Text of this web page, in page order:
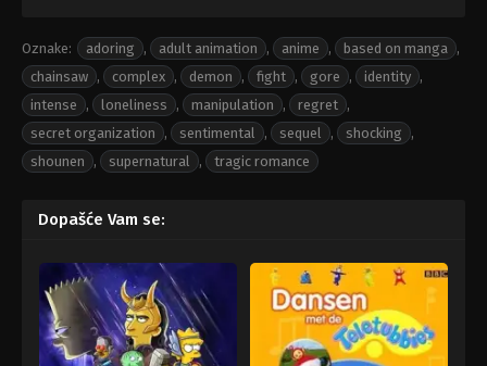
Oznake: adoring , adult animation , anime , based on manga
,
chainsaw , complex , demon , fight , gore , identity ,
intense
, loneliness , manipulation , regret ,
secret organization
, sentimental , sequel , shocking
,
shounen
, supernatural , tragic romance
Dopašće Vam se: